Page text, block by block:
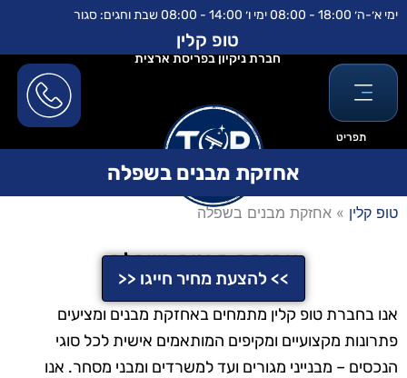
לתוכן
דילוג
ימי א׳-ה׳ 18:00 - 08:00 ימי ו׳ 14:00 - 08:00 שבת וחגים: סגור
תפריט
טופ קלין
חברת ניקיון בפריסת ארצית
אחזקת מבנים בשפלה
טופ קלין » אחזקת מבנים בשפלה
אחזקת מבנים בשפלה
>> להצעת מחיר חייגו <<
אנו בחברת טופ קלין מתמחים באחזקת מבנים ומציעים
פתרונות מקצועיים ומקיפים המותאמים אישית לכל סוגי
הנכסים – מבנייני מגורים ועד למשרדים ומבני מסחר. אנו